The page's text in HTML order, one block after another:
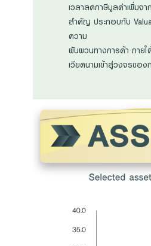
เวลาลดภาษีมูลค่าเพิ่มจ
สำคัญ ประกอบกับ
ความ
ผันผวนทางการค้า ภาย
เวียดนามเข้าสู่วงจรของ